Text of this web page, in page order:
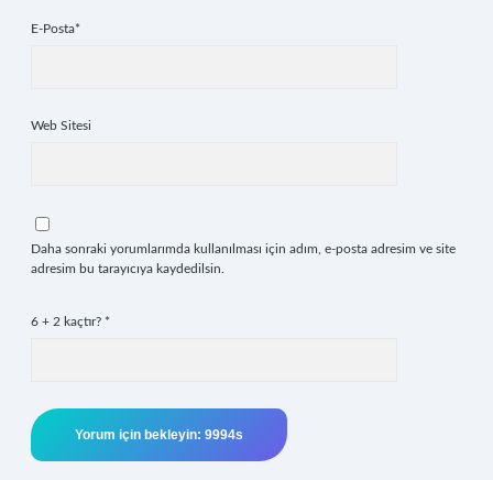
E-Posta*
Web Sitesi
Daha sonraki yorumlarımda kullanılması için adım, e-posta adresim ve site
adresim bu tarayıcıya kaydedilsin.
6 + 2 kaçtır? *